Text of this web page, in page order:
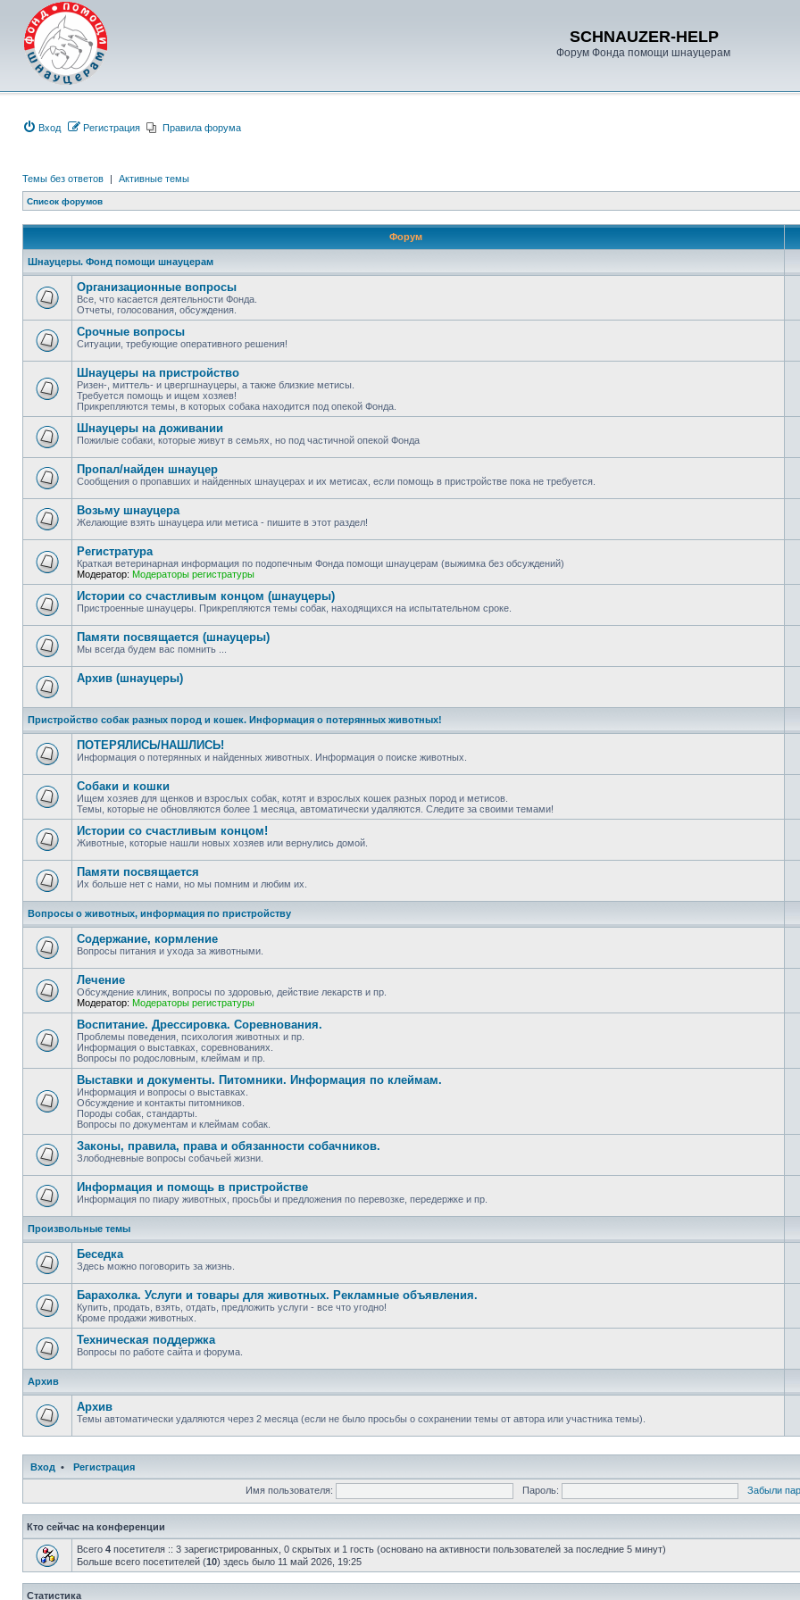
SCHNAUZER-HELP
Форум Фонда помощи шнауцерам
Вход Регистрация Правила форума
Темы без ответов | Активные темы
Список форумов
Форум
Шнауцеры. Фонд помощи шнауцерам
Организационные вопросы
Все, что касается деятельности Фонда.
Отчеты, голосования, обсуждения.
Срочные вопросы
Ситуации, требующие оперативного решения!
Шнауцеры на пристройство
Ризен-, миттель- и цвергшнауцеры, а также близкие метисы.
Требуется помощь и ищем хозяев!
Прикрепляются темы, в которых собака находится под опекой Фонда.
Шнауцеры на доживании
Пожилые собаки, которые живут в семьях, но под частичной опекой Фонда
Пропал/найден шнауцер
Сообщения о пропавших и найденных шнауцерах и их метисах, если помощь в пристройстве пока не требуется.
Возьму шнауцера
Желающие взять шнауцера или метиса - пишите в этот раздел!
Регистратура
Краткая ветеринарная информация по подопечным Фонда помощи шнауцерам (выжимка без обсуждений)
Модератор: Модераторы регистратуры
Истории со счастливым концом (шнауцеры)
Пристроенные шнауцеры. Прикрепляются темы собак, находящихся на испытательном сроке.
Памяти посвящается (шнауцеры)
Мы всегда будем вас помнить ...
Архив (шнауцеры)
Пристройство собак разных пород и кошек. Информация о потерянных животных!
ПОТЕРЯЛИСЬ/НАШЛИСЬ!
Информация о потерянных и найденных животных. Информация о поиске животных.
Собаки и кошки
Ищем хозяев для щенков и взрослых собак, котят и взрослых кошек разных пород и метисов.
Темы, которые не обновляются более 1 месяца, автоматически удаляются. Следите за своими темами!
Истории со счастливым концом!
Животные, которые нашли новых хозяев или вернулись домой.
Памяти посвящается
Их больше нет с нами, но мы помним и любим их.
Вопросы о животных, информация по пристройству
Содержание, кормление
Вопросы питания и ухода за животными.
Лечение
Обсуждение клиник, вопросы по здоровью, действие лекарств и пр.
Модератор: Модераторы регистратуры
Воспитание. Дрессировка. Соревнования.
Проблемы поведения, психология животных и пр.
Информация о выставках, соревнованиях.
Вопросы по родословным, клеймам и пр.
Выставки и документы. Питомники. Информация по клеймам.
Информация и вопросы о выставках.
Обсуждение и контакты питомников.
Породы собак, стандарты.
Вопросы по документам и клеймам собак.
Законы, правила, права и обязанности собачников.
Злободневные вопросы собачьей жизни.
Информация и помощь в пристройстве
Информация по пиару животных, просьбы и предложения по перевозке, передержке и пр.
Произвольные темы
Беседка
Здесь можно поговорить за жизнь.
Барахолка. Услуги и товары для животных. Рекламные объявления.
Купить, продать, взять, отдать, предложить услуги - все что угодно!
Кроме продажи животных.
Техническая поддержка
Вопросы по работе сайта и форума.
Архив
Архив
Темы автоматически удаляются через 2 месяца (если не было просьбы о сохранении темы от автора или участника темы).
Вход • Регистрация
Имя пользователя: Пароль: Забыли
Кто сейчас на конференции
Всего 4 посетителя :: 3 зарегистрированных, 0 скрытых и 1 гость (основано на активности пользователей за последние 5 минут)
Больше всего посетителей (10) здесь было 11 май 2026, 19:25
Статистика